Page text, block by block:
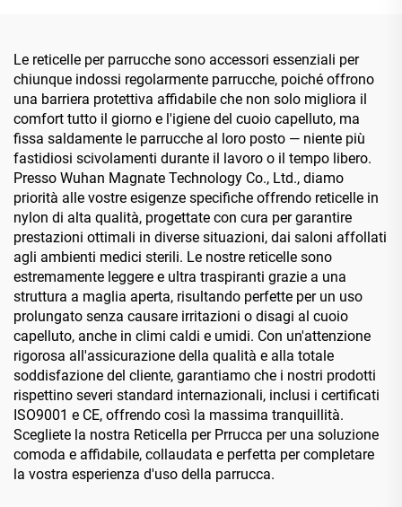
Le reticelle per parrucche sono accessori essenziali per
chiunque indossi regolarmente parrucche, poiché offrono
una barriera protettiva affidabile che non solo migliora il
comfort tutto il giorno e l'igiene del cuoio capelluto, ma
fissa saldamente le parrucche al loro posto — niente più
fastidiosi scivolamenti durante il lavoro o il tempo libero.
Presso Wuhan Magnate Technology Co., Ltd., diamo
priorità alle vostre esigenze specifiche offrendo reticelle in
nylon di alta qualità, progettate con cura per garantire
prestazioni ottimali in diverse situazioni, dai saloni affollati
agli ambienti medici sterili. Le nostre reticelle sono
estremamente leggere e ultra traspiranti grazie a una
struttura a maglia aperta, risultando perfette per un uso
prolungato senza causare irritazioni o disagi al cuoio
capelluto, anche in climi caldi e umidi. Con un'attenzione
rigorosa all'assicurazione della qualità e alla totale
soddisfazione del cliente, garantiamo che i nostri prodotti
rispettino severi standard internazionali, inclusi i certificati
ISO9001 e CE, offrendo così la massima tranquillità.
Scegliete la nostra Reticella per Prrucca per una soluzione
comoda e affidabile, collaudata e perfetta per completare
la vostra esperienza d'uso della parrucca.